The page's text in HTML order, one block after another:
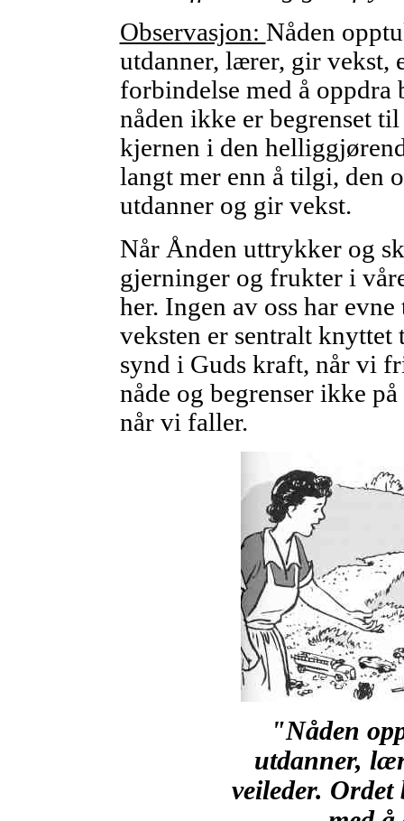
Observasjon: Nåden
utdanner, lærer, gir vekst,
forbindelse med å oppdra
nåden ikke er begrenset
kjernen i den
langt mer enn å tilgi, den
utdanner og gir vekst.
Når Ånden uttrykker og
gjerninger og frukter i
her. Ingen av oss har
veksten er sentralt
synd i Guds kraft, når vi
nåde og begrenser ikke
når vi faller.
"Nåden
utdanner,
veileder.